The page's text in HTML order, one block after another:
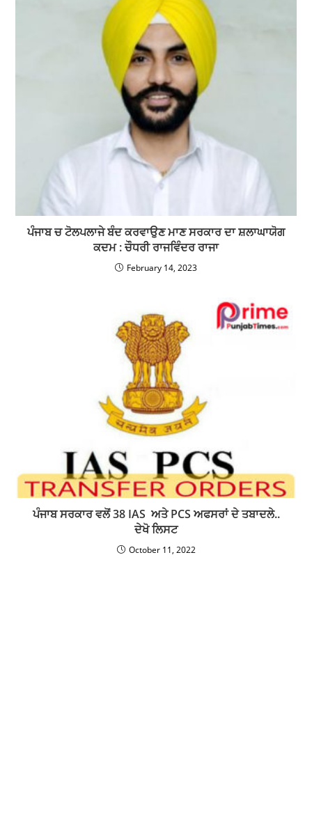
ਪੰਜਾਬ ਚ ਟੋਲਪਲਾਜੇ ਬੰਦ ਕਰਵਾਉਣ ਮਾਣ ਸਰਕਾਰ ਦਾ ਸ਼ਲਾਘਾਯੋਗ
ਕਦਮ : ਚੌਧਰੀ ਰਾਜਵਿੰਦਰ ਰਾਜਾ
February 14, 2023
ਪੰਜਾਬ ਸਰਕਾਰ ਵਲੋਂ 38 IAS ਅਤੇ PCS ਅਫਸਰਾਂ ਦੇ ਤਬਾਦਲੇ..
ਦੇਖੋ ਲਿਸਟ
October 11, 2022